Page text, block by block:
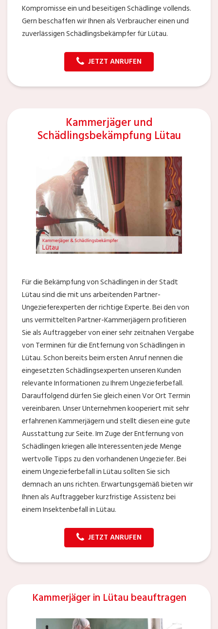
Kompromisse ein und beseitigen Schädlinge vollends.
Gern beschaffen wir Ihnen als Verbraucher einen und
zuverlässigen Schädlingsbekämpfer für Lütau.
JETZT ANRUFEN
Kammerjäger und
Schädlingsbekämpfung Lütau
Für die Bekämpfung von Schädlingen in der Stadt
Lütau sind die mit uns arbeitenden Partner-
Ungezieferexperten der richtige Experte. Bei den von
uns vermittelten Partner-Kammerjägern profitieren
Sie als Auftraggeber von einer sehr zeitnahen Vergabe
von Terminen für die Entfernung von Schädlingen in
Lütau. Schon bereits beim ersten Anruf nennen die
eingesetzten Schädlingsexperten unseren Kunden
relevante Informationen zu Ihrem Ungezieferbefall.
Darauffolgend dürfen Sie gleich einen Vor Ort Termin
vereinbaren. Unser Unternehmen kooperiert mit sehr
erfahrenen Kammerjägern und stellt diesen eine gute
Ausstattung zur Seite. Im Zuge der Entfernung von
Schädlingen kriegen alle Interessenten jede Menge
wertvolle Tipps zu den vorhandenen Ungeziefer. Bei
einem Ungezieferbefall in Lütau sollten Sie sich
demnach an uns richten. Erwartungsgemäß bieten wir
Ihnen als Auftraggeber kurzfristige Assistenz bei
einem Insektenbefall in Lütau.
JETZT ANRUFEN
Kammerjäger in Lütau beauftragen